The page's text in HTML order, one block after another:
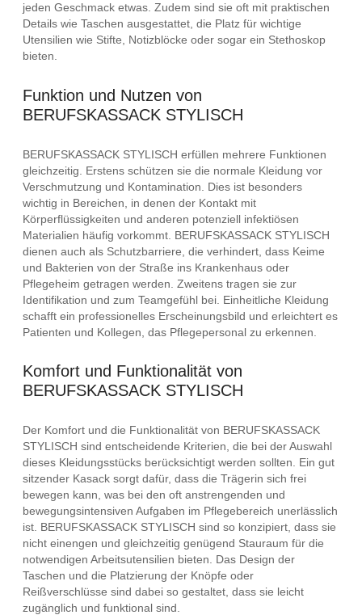
jeden Geschmack etwas. Zudem sind sie oft mit praktischen
Details wie Taschen ausgestattet, die Platz für wichtige
Utensilien wie Stifte, Notizblöcke oder sogar ein Stethoskop
bieten.
Funktion und Nutzen von
BERUFSKASSACK STYLISCH
BERUFSKASSACK STYLISCH erfüllen mehrere Funktionen
gleichzeitig. Erstens schützen sie die normale Kleidung vor
Verschmutzung und Kontamination. Dies ist besonders
wichtig in Bereichen, in denen der Kontakt mit
Körperflüssigkeiten und anderen potenziell infektiösen
Materialien häufig vorkommt. BERUFSKASSACK STYLISCH
dienen auch als Schutzbarriere, die verhindert, dass Keime
und Bakterien von der Straße ins Krankenhaus oder
Pflegeheim getragen werden. Zweitens tragen sie zur
Identifikation und zum Teamgefühl bei. Einheitliche Kleidung
schafft ein professionelles Erscheinungsbild und erleichtert es
Patienten und Kollegen, das Pflegepersonal zu erkennen.
Komfort und Funktionalität von
BERUFSKASSACK STYLISCH
Der Komfort und die Funktionalität von BERUFSKASSACK
STYLISCH sind entscheidende Kriterien, die bei der Auswahl
dieses Kleidungsstücks berücksichtigt werden sollten. Ein gut
sitzender Kasack sorgt dafür, dass die Trägerin sich frei
bewegen kann, was bei den oft anstrengenden und
bewegungsintensiven Aufgaben im Pflegebereich unerlässlich
ist. BERUFSKASSACK STYLISCH sind so konzipiert, dass sie
nicht einengen und gleichzeitig genügend Stauraum für die
notwendigen Arbeitsutensilien bieten. Das Design der
Taschen und die Platzierung der Knöpfe oder
Reißverschlüsse sind dabei so gestaltet, dass sie leicht
zugänglich und funktional sind.